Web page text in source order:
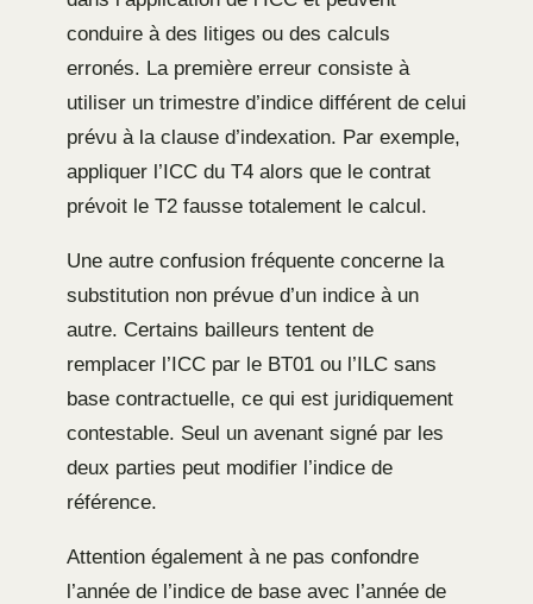
conduire à des litiges ou des calculs
erronés. La première erreur consiste à
utiliser un trimestre d’indice différent de celui
prévu à la clause d’indexation. Par exemple,
appliquer l’ICC du T4 alors que le contrat
prévoit le T2 fausse totalement le calcul.
Une autre confusion fréquente concerne la
substitution non prévue d’un indice à un
autre. Certains bailleurs tentent de
remplacer l’ICC par le BT01 ou l’ILC sans
base contractuelle, ce qui est juridiquement
contestable. Seul un avenant signé par les
deux parties peut modifier l’indice de
référence.
Attention également à ne pas confondre
l’année de l’indice de base avec l’année de